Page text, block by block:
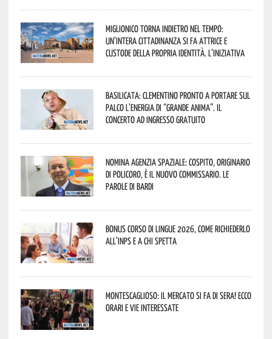
Miglionico torna indietro nel tempo:
un’intera cittadinanza si fa attrice e
custode della propria identità. L’iniziativa
Basilicata: Clementino pronto a portare sul
palco l’energia di “Grande Anima”. Il
concerto ad ingresso gratuito
Nomina Agenzia Spaziale: Cospito, originario
di Policoro, è il nuovo commissario. Le
parole di Bardi
Bonus corso di lingue 2026, come richiederlo
all’INPS e a chi spetta
Montescaglioso: il mercato si fa di sera! Ecco
orari e vie interessate